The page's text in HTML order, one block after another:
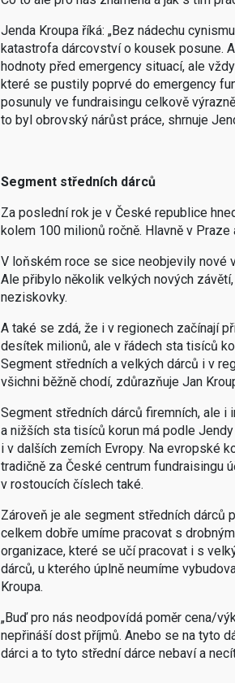
Jenda Kroupa říká: „Bez nádechu
katastrofa dárcovství o kousek posune.
hodnoty před emergency situací, ale
které se pustily poprvé do emergency
posunuly ve fundraisingu celkově
to byl obrovský nárůst práce, shrnuje
Segment středních dárců
Za poslední rok je v České republice
kolem 100 milionů ročně. Hlavně v Praze
V loňském roce se sice neobjevily nové
Ale přibylo několik velkých nových
neziskovky.
A také se zdá, že i v regionech začínají
desítek milionů, ale v řádech sta tisíců
Segment středních a velkých dárců i v
všichni běžně chodí, zdůrazňuje Jan
Segment středních dárců firemních, ale
a nižších sta tisíců korun má podle
i v dalších zemích Evropy. Na evropské
tradičně za České centrum fundraisingu
v rostoucích číslech také.
Zároveň je ale segment středních dárců
celkem dobře umíme pracovat s
organizace, které se učí pracovat i s
dárců, u kterého úplně neumíme
Kroupa.
„Buď pro nás neodpovídá poměr cena/
nepřináší dost příjmů. Anebo se na tyto
dárci a to tyto střední dárce nebaví a